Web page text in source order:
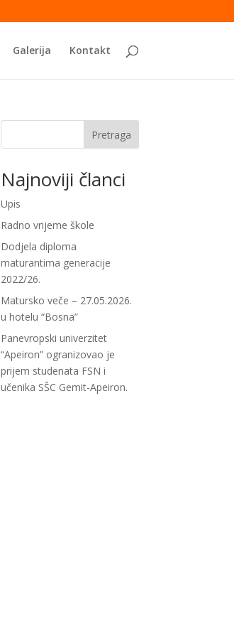
Galerija Kontakt
Pretraga
Najnoviji članci
Upis
Radno vrijeme škole
Dodjela diploma
maturantima generacije
2022/26.
Matursko veče – 27.05.2026.
u hotelu “Bosna”
Panevropski univerzitet
“Apeiron” ogranizovao je
prijem studenata FSN i
učenika SŠC Gemit-Apeiron.